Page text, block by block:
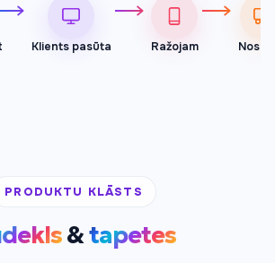
Klients pasūta Ražojam
PRODUKTU KLĀSTS
&tapetes